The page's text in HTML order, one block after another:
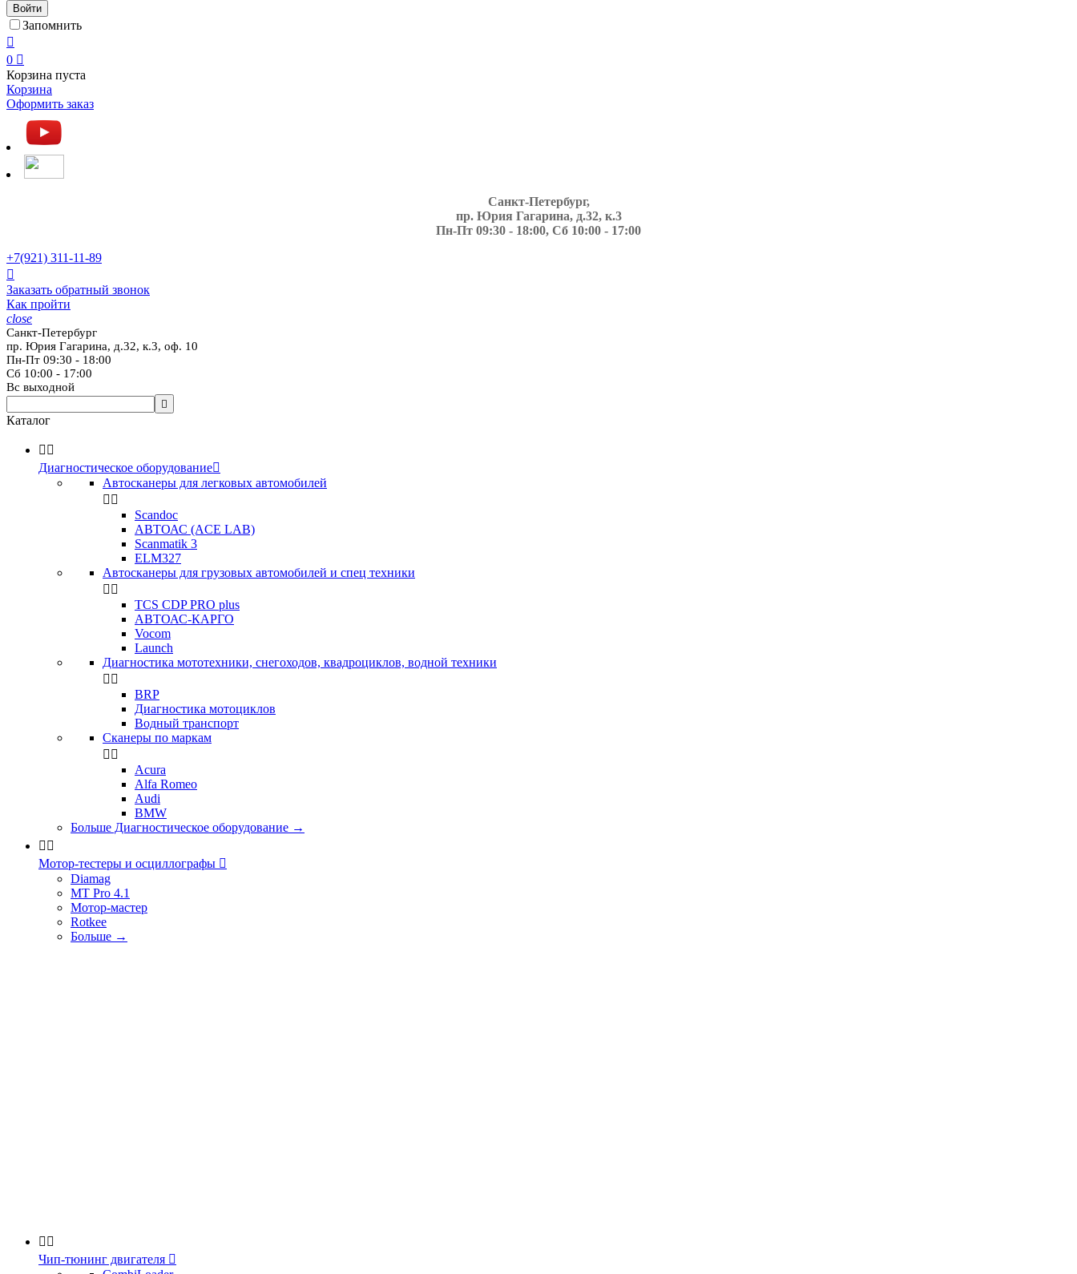
Войти
Запомнить

0 
Корзина пуста
Корзина
Оформить заказ
Санкт-Петербург,
пр. Юрия Гагарина, д.32, к.3
Пн-Пт 09:30 - 18:00, Сб 10:00 - 17:00
+7(921) 311-11-89

Заказать обратный звонок
Как пройти
close
Санкт-Петербург
пр. Юрия Гагарина, д.32, к.3, оф. 10
Пн-Пт 09:30 - 18:00
Сб 10:00 - 17:00
Вс выходной

Каталог
 
Диагностическое оборудование
Автосканеры для легковых автомобилей
 
Scandoc
АВТОАС (ACE LAB)
Scanmatik 3
ELM327
Автосканеры для грузовых автомобилей и спец техники
 
TCS CDP PRO plus
АВТОАС-КАРГО
Vocom
Launch
Диагностика мототехники, снегоходов, квадроциклов, водной техники
 
BRP
Диагностика мотоциклов
Водный транспорт
Сканеры по маркам
 
Acura
Alfa Romeo
Audi
BMW
Больше Диагностическое оборудование →
 
Мотор-тестеры и осциллографы 
Diamag
MT Pro 4.1
Мотор-мастер
Rotkee
Больше →
 
Чип-тюнинг двигателя 